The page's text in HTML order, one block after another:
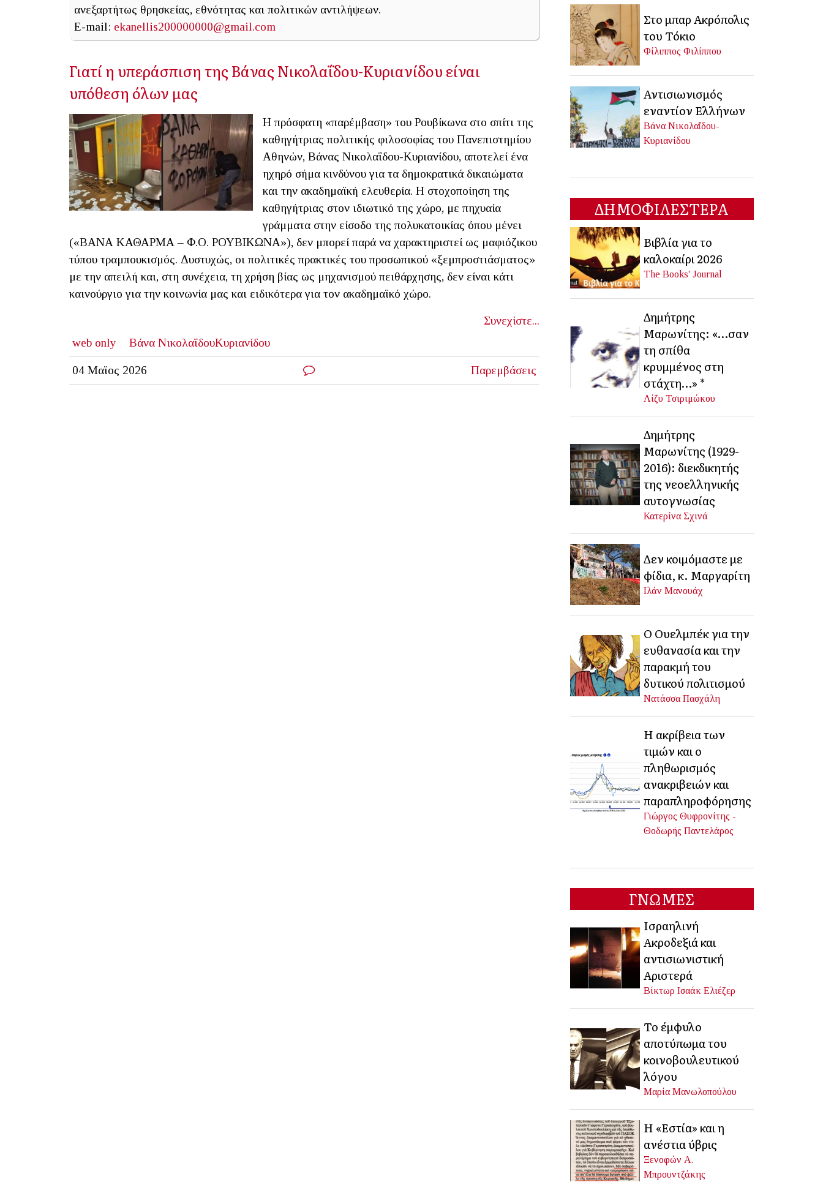
ανεξαρτήτως θρησκείας, εθνότητας και πολιτικών αντιλήψεων.
E-mail: ekanellis200000000@gmail.com
Γιατί η υπεράσπιση της Βάνας Νικολαΐδου-Κυριανίδου είναι
υπόθεση όλων μας
Η πρόσφατη «παρέμβαση» του Ρουβίκωνα στο σπίτι της
καθηγήτριας πολιτικής φιλοσοφίας του Πανεπιστημίου
Αθηνών, Βάνας Νικολαΐδου-Κυριανίδου, αποτελεί ένα
ηχηρό σήμα κινδύνου για τα δημοκρατικά δικαιώματα
και την ακαδημαϊκή ελευθερία. Η στοχοποίηση της
καθηγήτριας στον ιδιωτικό της χώρο, με πηχυαία
γράμματα στην είσοδο της πολυκατοικίας όπου μένει
(«ΒΑΝΑ ΚΑΘΑΡΜΑ – Φ.Ο. ΡΟΥΒΙΚΩΝΑ»), δεν μπορεί παρά να χαρακτηριστεί ως μαφιόζικου
τύπου τραμπουκισμός. Δυστυχώς, οι πολιτικές πρακτικές του προσωπικού «ξεμπροστιάσματος»
με την απειλή και, στη συνέχεια, τη χρήση βίας ως μηχανισμού πειθάρχησης, δεν είναι κάτι
καινούργιο για την κοινωνία μας και ειδικότερα για τον ακαδημαϊκό χώρο.
Συνεχίστε...
web only
Βάνα ΝικολαΐδουΚυριανίδου
04 Μαϊος 2026 Παρεμβάσεις
Στο μπαρ Ακρόπολις
του Τόκιο
Φίλιππος Φιλίππου
Αντισιωνισμός
εναντίον Ελλήνων
Βάνα Νικολαΐδου-
Κυριανίδου
ΔΗΜΟΦΙΛΕΣΤΕΡΑ
Βιβλία για το
καλοκαίρι 2026
The Books' Journal
Δημήτρης
Μαρωνίτης: «…σαν
τη σπίθα
κρυμμένος στη
στάχτη…» *
Λίζυ Τσιριμώκου
Δημήτρης
Μαρωνίτης (1929-
2016): διεκδικητής
της νεοελληνικής
αυτογνωσίας
Κατερίνα Σχινά
Δεν κοιμόμαστε με
φίδια, κ. Μαργαρίτη
Ιλάν Μανουάχ
Ο Ουελμπέκ για την
ευθανασία και την
παρακμή του
δυτικού πολιτισμού
Νατάσσα Πασχάλη
Η ακρίβεια των
τιμών και ο
πληθωρισμός
ανακριβειών και
παραπληροφόρησης
Γιώργος Θυφρονίτης -
Θοδωρής Παντελάρος
ΓΝΩΜΕΣ
Ισραηλινή
Ακροδεξιά και
αντισιωνιστική
Αριστερά
Βίκτωρ Ισαάκ Ελιέζερ
Το έμφυλο
αποτύπωμα του
κοινοβουλευτικού
λόγου
Μαρία Μανωλοπούλου
Η «Εστία» και η
ανέστια ύβρις
Ξενοφών Α.
Μπρουντζάκης